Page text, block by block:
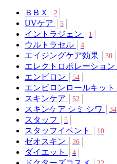
ＢＢＸ 2
UVケア 5
イントラジェン 1
ウルトラセル 4
エイジングケア効果 30
エレクトロポレーション
エンビロン 54
エンビロンロールキット
スキンケア 52
スキンケア シミ シワ 34
スタッフ 5
スタッフイベント 10
ゼオスキン 26
ダイエット 4